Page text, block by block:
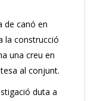
de canó en
la construcció
una creu en
al conjunt.
duta a